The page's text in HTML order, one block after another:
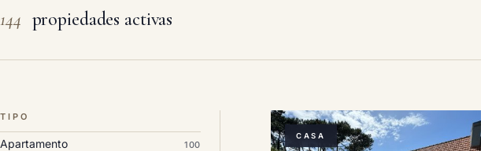
144 propiedades activas
TIPO
Apartamento 100
CASA